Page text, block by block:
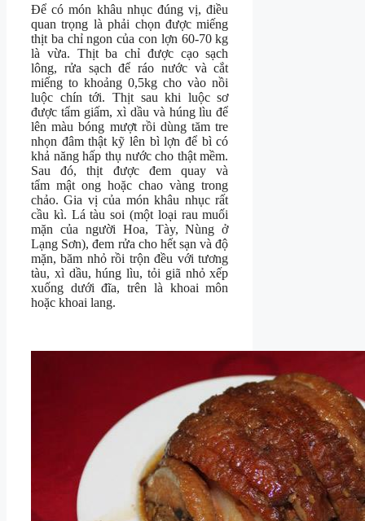
Để có món khâu nhục đúng vị, điều
quan trọng là phải chọn được miếng
thịt ba chỉ ngon của con lợn 60-70 kg
là vừa. Thịt ba chỉ được cạo sạch
lông, rửa sạch để ráo nước và cắt
miếng to khoảng 0,5kg cho vào nồi
luộc chín tới. Thịt sau khi luộc sơ
được tẩm giấm, xì dầu và húng lìu để
lên màu bóng mượt rồi dùng tăm tre
nhọn đâm thật kỹ lên bì lợn để bì có
khả năng hấp thụ nước cho thật mềm.
Sau đó, thịt được đem quay và
tẩm mật ong hoặc chao vàng trong
chảo. Gia vị của món khâu nhục rất
cầu kì. Lá tàu soi (một loại rau muối
mặn của người Hoa, Tày, Nùng ở
Lạng Sơn), đem rửa cho hết sạn và độ
mặn, băm nhỏ rồi trộn đều với tương
tàu, xì dầu, húng lìu, tỏi giã nhỏ xếp
xuống dưới đĩa, trên là khoai môn
hoặc khoai lang.